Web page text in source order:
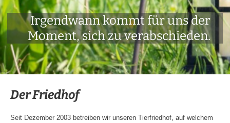
Irgendwann kommt für uns der
Moment, sich zu verabschieden.
Der Friedhof
Seit Dezember 2003 betreiben wir unseren Tierfriedhof, auf welchem